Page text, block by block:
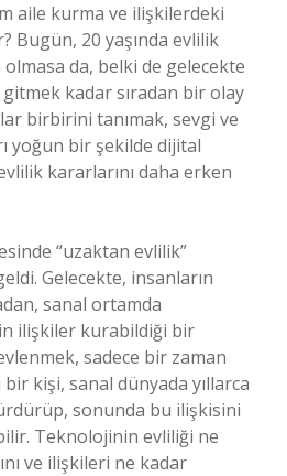
aile kurma ve ilişkilerdeki
Bugün, 20 yaşında evlilik
da, belki de gelecekte
gitmek kadar sıradan bir olay
birbirini tanımak, sevgi ve
yoğun bir şekilde dijital
kararlarını daha erken
“uzaktan evlilik”
Gelecekte, insanların
sanal ortamda
ilişkiler kurabildiği bir
sadece bir zaman
kişi, sanal dünyada yıllarca
sonunda bu ilişkisini
Teknolojinin evliliği ne
ve ilişkileri ne kadar